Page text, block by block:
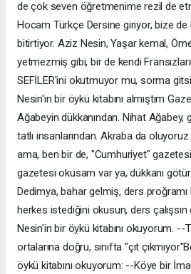
de çok seven öğretmenime rezil de
Hocam Türkçe Dersine giriyor, bize
bitirtiyor. Aziz Nesin, Yaşar kemal,
yetmezmiş gibi, bir de kendi
SEFİLER'ini okutmuyor mu, sorma
Nesin'in bir öykü kitabını almıştım
Ağabeyin dükkanından. Nihat Ağabey,
tatlı insanlarından. Akraba da
ama, ben bir de, "Cumhuriyet"
gazetesi okusam var ya, dükkanı
Dedimya, bahar gelmiş, ders
herkes istediğini okusun, ders
Nesin'in bir öykü kitabını okuyorum.
ortalarına doğru, sınıfta "çıt
öykü kitabını okuyorum: --Köye bir